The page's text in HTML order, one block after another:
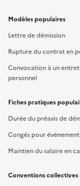
Modèles populaires
Lettre de démission
Rupture du contrat en
Convocation à un
personnel
Fiches pratiques
Durée du préavis de
Congés pour
Maintien du salaire en
Conventions collectives